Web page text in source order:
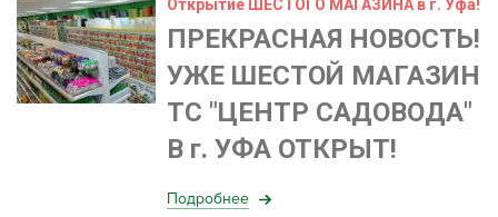
Открытие ШЕСТОГО МАГАЗИНА в г. Уфа!
ПРЕКРАСНАЯ НОВОСТЬ!
УЖЕ ШЕСТОЙ МАГАЗИН
ТС "ЦЕНТР САДОВОДА"
В г. УФА ОТКРЫТ!
Подробнее